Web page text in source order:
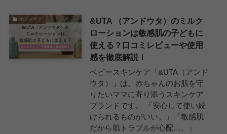
ボディケア
&UTA （アンドウタ）のミルク
ローションは敏感肌の子どもに
使える？口コミレビューや使用
感を徹底解説！
ベビースキンケア「&UTA（アンド
ウタ）」は、赤ちゃんのお肌を守
りたいママに寄り添うスキンケア
ブランドです。 「安心して使い続
けられるものがいい。」「敏感肌
だから肌トラブルが心配…。」